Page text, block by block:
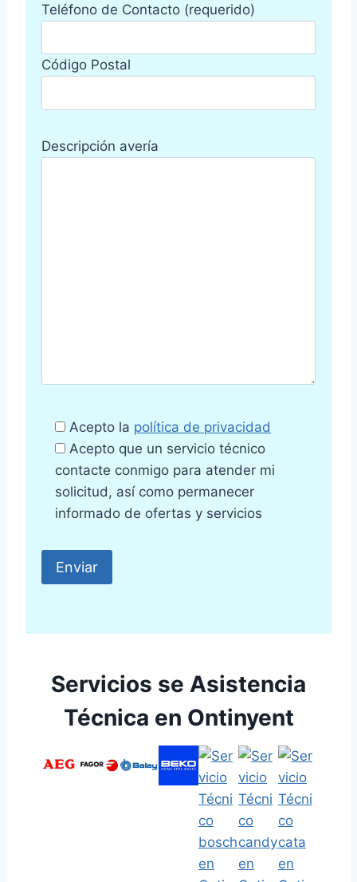
Teléfono de Contacto (requerido)
Código Postal
Descripción avería
Acepto la política de privacidad
Acepto que un servicio técnico
contacte conmigo para atender mi
solicitud, así como permanecer
informado de ofertas y servicios
Servicios se Asistencia
Técnica en Ontinyent